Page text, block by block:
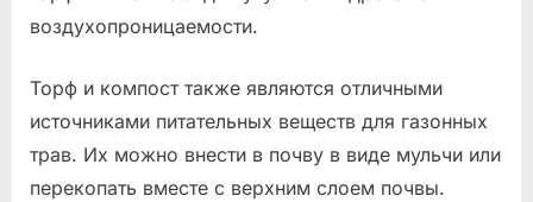
воздухопроницаемости.
Торф и компост также являются отличными
источниками питательных веществ для газонных
трав. Их можно внести в почву в виде мульчи или
перекопать вместе с верхним слоем почвы.